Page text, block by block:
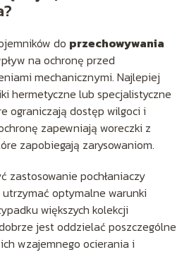
do przechowywania
na ochronę przed
mechanicznymi. Najlepiej
hermetyczne lub specjalistyczne
ograniczają dostęp wilgoci i
zapewniają woreczki z
zapobiegają zarysowaniom.
zastosowanie pochłaniaczy
optymalne warunki
większych kolekcji
jest oddzielać poszczególne
wzajemnego ocierania i